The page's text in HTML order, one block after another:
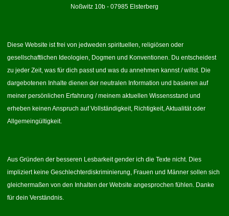
Noßwitz 10b - 07985 Elsterberg
Diese Website ist frei von jedweden spirituellen, religiösen oder
gesellschaftlichen Ideologien, Dogmen und Konventionen. Du entscheidest
zu jeder Zeit, was für dich passt und was du annehmen kannst / willst. Die
dargebotenen Inhalte dienen der neutralen Information und basieren auf
meiner persönlichen Erfahrung / meinem aktuellen Wissensstand und
erheben keinen Anspruch auf Vollständigkeit, Richtigkeit, Aktualität oder
Allgemeingültigkeit.
Aus Gründen der besseren Lesbarkeit gender ich die Texte nicht. Dies
impliziert keine Geschlechterdiskriminierung, Frauen und Männer sollen sich
gleichermaßen von den Inhalten der Website angesprochen fühlen. Danke
für dein Verständnis.